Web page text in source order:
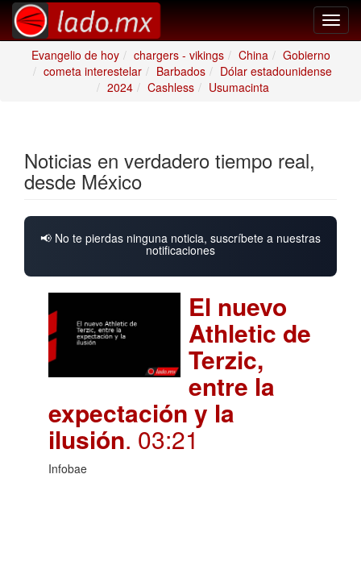
Evangelio de hoy
chargers - vikings China
Gobierno
cometa interestelar
Barbados
Dólar estadounidense
2024
Cashless Usumacinta
Noticias en verdadero tiempo real,
desde México
📢 No te pierdas ninguna noticia, suscríbete a nuestras
notificaciones
El nuevo
Athletic de
Terzic,
entre la
expectación y la
ilusión. 03:21
Infobae